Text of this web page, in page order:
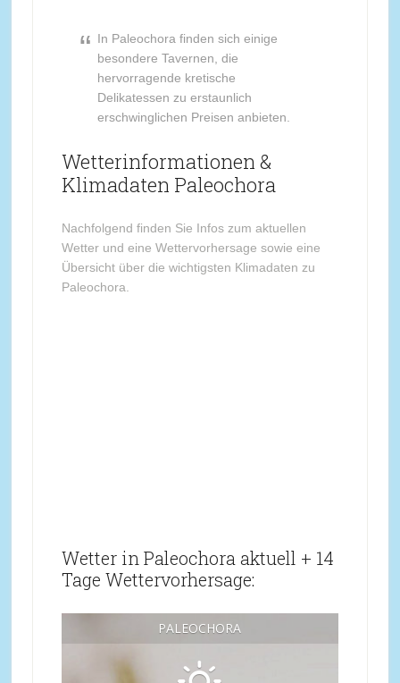
In Paleochora finden sich einige
besondere Tavernen, die
hervorragende kretische
Delikatessen zu erstaunlich
erschwinglichen Preisen anbieten.
Wetterinformationen &
Klimadaten Paleochora
Nachfolgend finden Sie Infos zum aktuellen
Wetter und eine Wettervorhersage sowie eine
Übersicht über die wichtigsten Klimadaten zu
Paleochora.
Wetter in Paleochora aktuell + 14
Tage Wettervorhersage:
PALEOCHORA